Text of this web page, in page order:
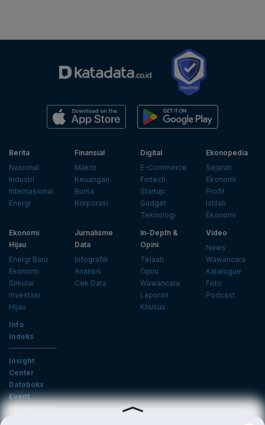
Berita
Nasional
Industri
Internasional
Energi
Finansial
Makro
Keuangan
Bursa
Korporasi
Digital
E-Commerce
Fintech
Startup
Gadget
Teknologi
Ekonopedia
Sejarah
Ekonomi
Profil
Istilah
Ekonomi
Ekonomi
Hijau
Energi Baru
Ekonomi
Sirkular
Investasi
Hijau
Jurnalisme
Data
Infografik
Analisis
Cek Data
In-Depth &
Opini
Telaah
Opini
Wawancara
Laporan
Khusus
Video
News
Wawancara
Katalogue
Foto
Podcast
Info
Indeks
Insight
Center
Databoks
Event
KatadataOto